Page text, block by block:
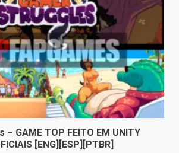
GAME TOP FEITO EM UNITY
[ENG][ESP][PTBR]